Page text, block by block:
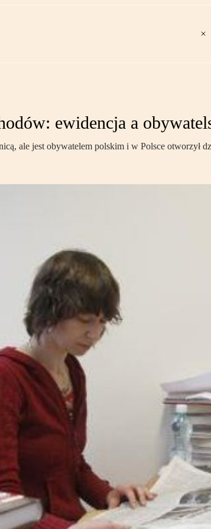
ewidencja a
ale jest obywatelem polskim i w Polsce